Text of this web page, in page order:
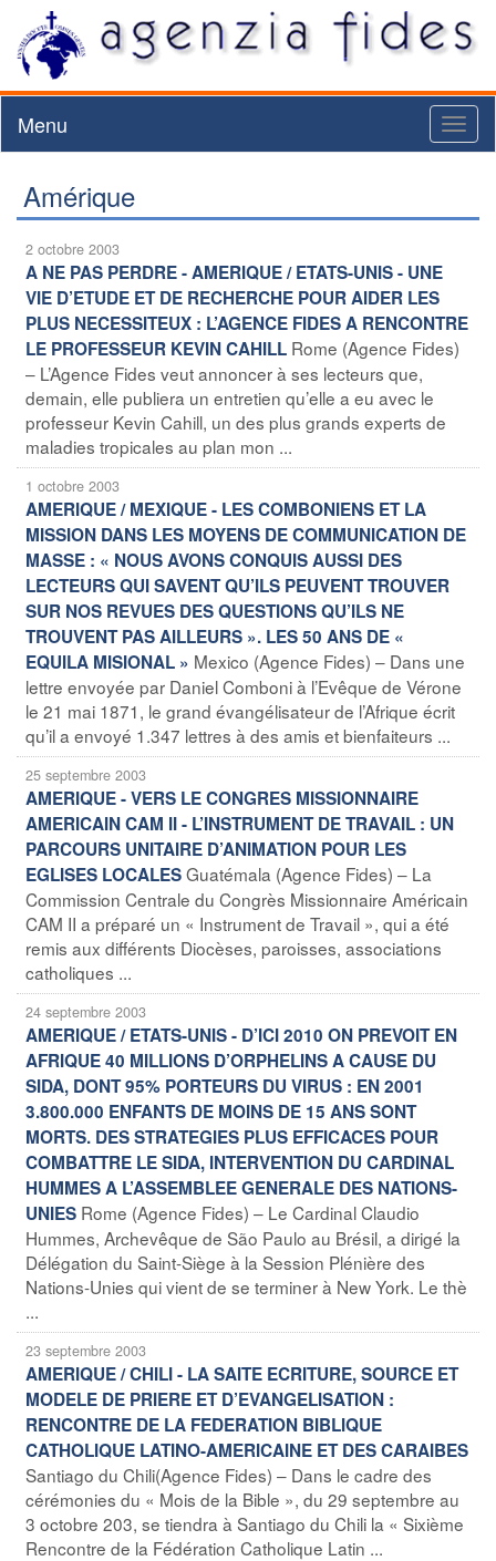
Menu
Amérique
2 octobre 2003
A NE PAS PERDRE - AMERIQUE / ETATS-UNIS - UNE
VIE D’ETUDE ET DE RECHERCHE POUR AIDER LES
PLUS NECESSITEUX : L’AGENCE FIDES A RENCONTRE
LE PROFESSEUR KEVIN CAHILL Rome (Agence Fides)
– L’Agence Fides veut annoncer à ses lecteurs que,
demain, elle publiera un entretien qu’elle a eu avec le
professeur Kevin Cahill, un des plus grands experts de
maladies tropicales au plan mon ...
1 octobre 2003
AMERIQUE / MEXIQUE - LES COMBONIENS ET LA
MISSION DANS LES MOYENS DE COMMUNICATION DE
MASSE : « NOUS AVONS CONQUIS AUSSI DES
LECTEURS QUI SAVENT QU’ILS PEUVENT TROUVER
SUR NOS REVUES DES QUESTIONS QU’ILS NE
TROUVENT PAS AILLEURS ». LES 50 ANS DE «
EQUILA MISIONAL » Mexico (Agence Fides) – Dans une
lettre envoyée par Daniel Comboni à l’Evêque de Vérone
le 21 mai 1871, le grand évangélisateur de l’Afrique écrit
qu’il a envoyé 1.347 lettres à des amis et bienfaiteurs ...
25 septembre 2003
AMERIQUE - VERS LE CONGRES MISSIONNAIRE
AMERICAIN CAM II - L’INSTRUMENT DE TRAVAIL : UN
PARCOURS UNITAIRE D’ANIMATION POUR LES
EGLISES LOCALESGuatémala (Agence Fides) – La
Commission Centrale du Congrès Missionnaire Américain
CAM II a préparé un « Instrument de Travail », qui a été
remis aux différents Diocèses, paroisses, associations
catholiques ...
24 septembre 2003
AMERIQUE / ETATS-UNIS - D’ICI 2010 ON PREVOIT EN
AFRIQUE 40 MILLIONS D’ORPHELINS A CAUSE DU
SIDA, DONT 95% PORTEURS DU VIRUS : EN 2001
3.800.000 ENFANTS DE MOINS DE 15 ANS SONT
MORTS. DES STRATEGIES PLUS EFFICACES POUR
COMBATTRE LE SIDA, INTERVENTION DU CARDINAL
HUMMES A L’ASSEMBLEE GENERALE DES NATIONS-
UNIES Rome (Agence Fides) – Le Cardinal Claudio
Hummes, Archevêque de São Paulo au Brésil, a dirigé la
Délégation du Saint-Siège à la Session Plénière des
Nations-Unies qui vient de se terminer à New York. Le thè
...
23 septembre 2003
AMERIQUE / CHILI - LA SAITE ECRITURE, SOURCE ET
MODELE DE PRIERE ET D’EVANGELISATION :
RENCONTRE DE LA FEDERATION BIBLIQUE
CATHOLIQUE LATINO-AMERICAINE ET DES CARAIBES
Santiago du Chili(Agence Fides) – Dans le cadre des
cérémonies du « Mois de la Bible », du 29 septembre au
3 octobre 203, se tiendra à Santiago du Chili la « Sixième
Rencontre de la Fédération Catholique Latin ...